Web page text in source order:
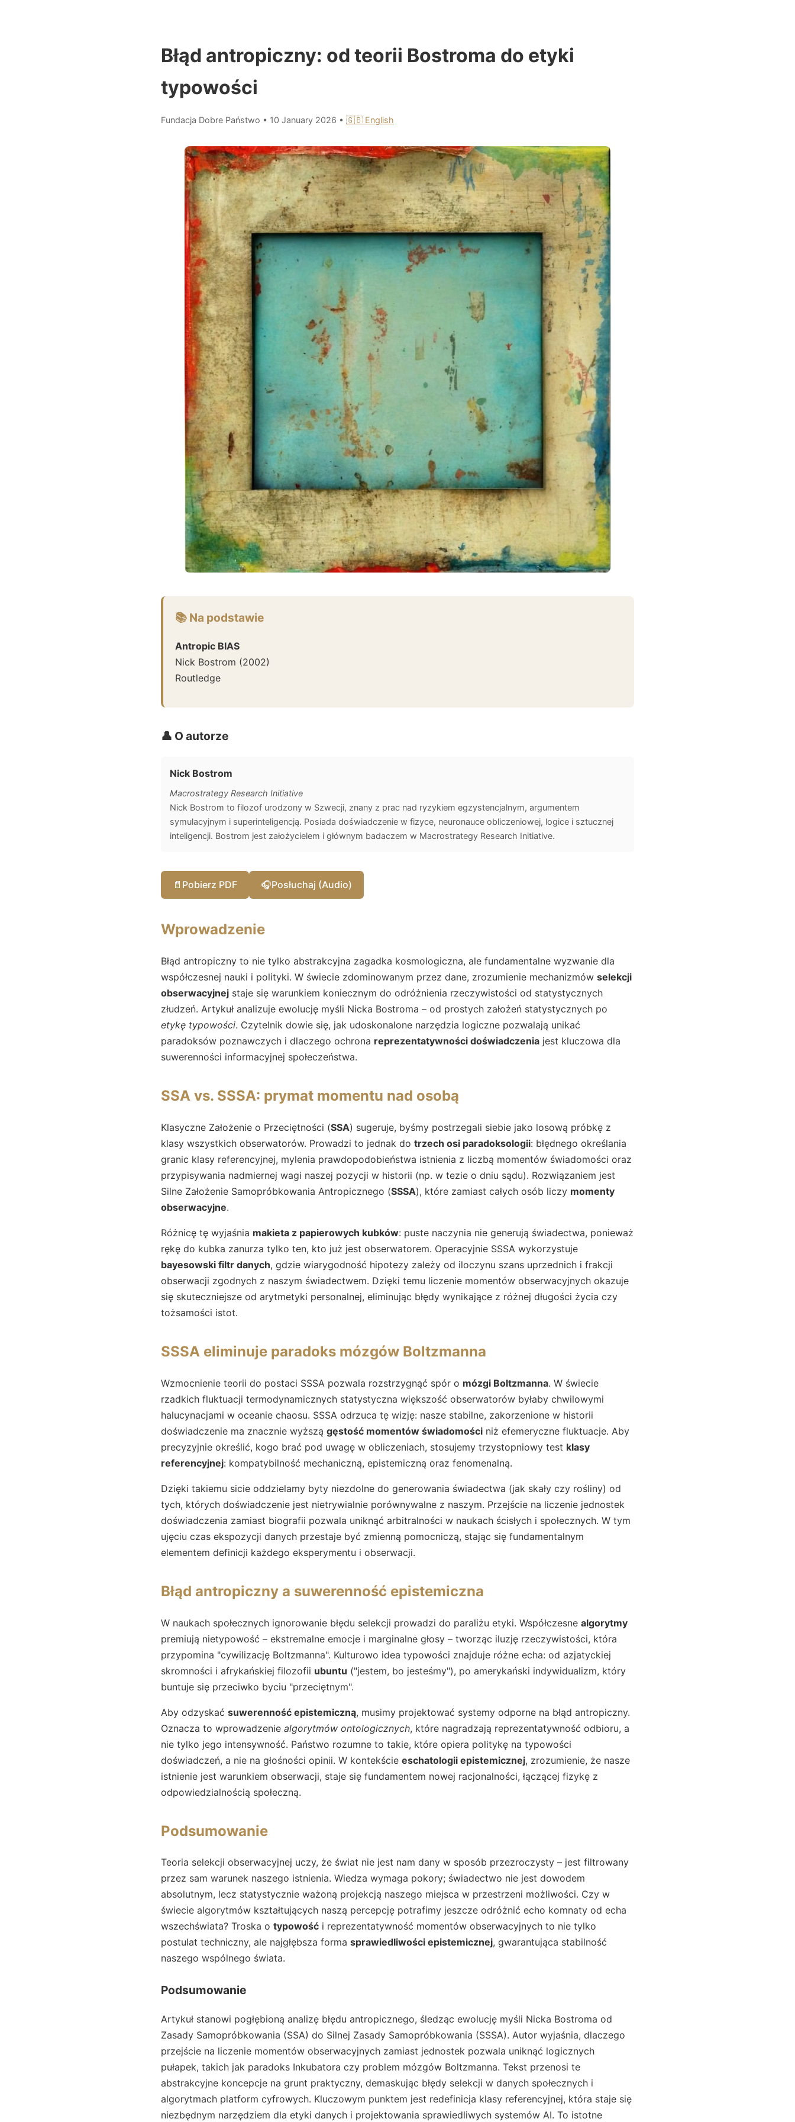
Błąd antropiczny: od teorii Bostroma do etyki
typowości
Fundacja Dobre Państwo • 10 January 2026 • 🇬🇧 English
📚 Na podstawie
Antropic BIAS
Nick Bostrom (2002)
Routledge
👤 O autorze
Nick Bostrom
Macrostrategy Research Initiative
Nick Bostrom to filozof urodzony w Szwecji, znany z prac nad ryzykiem egzystencjalnym, argumentem
symulacyjnym i superinteligencją. Posiada doświadczenie w fizyce, neuronauce obliczeniowej, logice i sztucznej
inteligencji. Bostrom jest założycielem i głównym badaczem w Macrostrategy Research Initiative.
📄 Pobierz PDF 🎧Posłuchaj (Audio)
Wprowadzenie
Błąd antropiczny to nie tylko abstrakcyjna zagadka kosmologiczna, ale fundamentalne wyzwanie dla
współczesnej nauki i polityki. W świecie zdominowanym przez dane, zrozumienie mechanizmów selekcji
obserwacyjnej staje się warunkiem koniecznym do odróżnienia rzeczywistości od statystycznych
złudzeń. Artykuł analizuje ewolucję myśli Nicka Bostroma – od prostych założeń statystycznych po
etykę typowości. Czytelnik dowie się, jak udoskonalone narzędzia logiczne pozwalają unikać
paradoksów poznawczych i dlaczego ochrona reprezentatywności doświadczenia jest kluczowa dla
suwerenności informacyjnej społeczeństwa.
SSA vs. SSSA: prymat momentu nad osobą
Klasyczne Założenie o Przeciętności (SSA) sugeruje, byśmy postrzegali siebie jako losową próbkę z
klasy wszystkich obserwatorów. Prowadzi to jednak do trzech osi paradoksologii: błędnego określania
granic klasy referencyjnej, mylenia prawdopodobieństwa istnienia z liczbą momentów świadomości oraz
przypisywania nadmiernej wagi naszej pozycji w historii (np. w tezie o dniu sądu). Rozwiązaniem jest
Silne Założenie Samopróbkowania Antropicznego (SSSA), które zamiast całych osób liczy momenty
obserwacyjne.
Różnicę tę wyjaśnia makieta z papierowych kubków: puste naczynia nie generują świadectwa, ponieważ
rękę do kubka zanurza tylko ten, kto już jest obserwatorem. Operacyjnie SSSA wykorzystuje
bayesowski filtr danych, gdzie wiarygodność hipotezy zależy od iloczynu szans uprzednich i frakcji
obserwacji zgodnych z naszym świadectwem. Dzięki temu liczenie momentów obserwacyjnych okazuje
się skuteczniejsze od arytmetyki personalnej, eliminując błędy wynikające z różnej długości życia czy
tożsamości istot.
SSSA eliminuje paradoks mózgów Boltzmanna
Wzmocnienie teorii do postaci SSSA pozwala rozstrzygnąć spór o mózgi Boltzmanna. W świecie
rzadkich fluktuacji termodynamicznych statystyczna większość obserwatorów byłaby chwilowymi
halucynacjami w oceanie chaosu. SSSA odrzuca tę wizję: nasze stabilne, zakorzenione w historii
doświadczenie ma znacznie wyższą gęstość momentów świadomości niż efemeryczne fluktuacje. Aby
precyzyjnie określić, kogo brać pod uwagę w obliczeniach, stosujemy trzystopniowy test klasy
referencyjnej: kompatybilność mechaniczną, epistemiczną oraz fenomenalną.
Dzięki takiemu sicie oddzielamy byty niezdolne do generowania świadectwa (jak skały czy rośliny) od
tych, których doświadczenie jest nietrywialnie porównywalne z naszym. Przejście na liczenie jednostek
doświadczenia zamiast biografii pozwala uniknąć arbitralności w naukach ścisłych i społecznych. W tym
ujęciu czas ekspozycji danych przestaje być zmienną pomocniczą, stając się fundamentalnym
elementem definicji każdego eksperymentu i obserwacji.
Błąd antropiczny a suwerenność epistemiczna
W naukach społecznych ignorowanie błędu selekcji prowadzi do paraliżu etyki. Współczesne algorytmy
premiują nietypowość – ekstremalne emocje i marginalne głosy – tworząc iluzję rzeczywistości, która
przypomina "cywilizację Boltzmanna". Kulturowo idea typowości znajduje różne echa: od azjatyckiej
skromności i afrykańskiej filozofii ubuntu ("jestem, bo jesteśmy"), po amerykański indywidualizm, który
buntuje się przeciwko byciu "przeciętnym".
Aby odzyskać suwerenność epistemiczną, musimy projektować systemy odporne na błąd antropiczny.
Oznacza to wprowadzenie algorytmów ontologicznych, które nagradzają reprezentatywność odbioru, a
nie tylko jego intensywność. Państwo rozumne to takie, które opiera politykę na typowości
doświadczeń, a nie na głośności opinii. W kontekście eschatologii epistemicznej, zrozumienie, że nasze
istnienie jest warunkiem obserwacji, staje się fundamentem nowej racjonalności, łączącej fizykę z
odpowiedzialnością społeczną.
Podsumowanie
Teoria selekcji obserwacyjnej uczy, że świat nie jest nam dany w sposób przezroczysty – jest filtrowany
przez sam warunek naszego istnienia. Wiedza wymaga pokory; świadectwo nie jest dowodem
absolutnym, lecz statystycznie ważoną projekcją naszego miejsca w przestrzeni możliwości. Czy w
świecie algorytmów kształtujących naszą percepcję potrafimy jeszcze odróżnić echo komnaty od echa
wszechświata? Troska o typowość i reprezentatywność momentów obserwacyjnych to nie tylko
postulat techniczny, ale najgłębsza forma sprawiedliwości epistemicznej, gwarantująca stabilność
naszego wspólnego świata.
Podsumowanie
Artykuł stanowi pogłębioną analizę błędu antropicznego, śledząc ewolucję myśli Nicka Bostroma od
Zasady Samopróbkowania (SSA) do Silnej Zasady Samopróbkowania (SSSA). Autor wyjaśnia, dlaczego
przejście na liczenie momentów obserwacyjnych zamiast jednostek pozwala uniknąć logicznych
pułapek, takich jak paradoks Inkubatora czy problem mózgów Boltzmanna. Tekst przenosi te
abstrakcyjne koncepcje na grunt praktyczny, demaskując błędy selekcji w danych społecznych i
algorytmach platform cyfrowych. Kluczowym punktem jest redefinicja klasy referencyjnej, która staje się
niezbędnym narzędziem dla etyki danych i projektowania sprawiedliwych systemów AI. To istotne